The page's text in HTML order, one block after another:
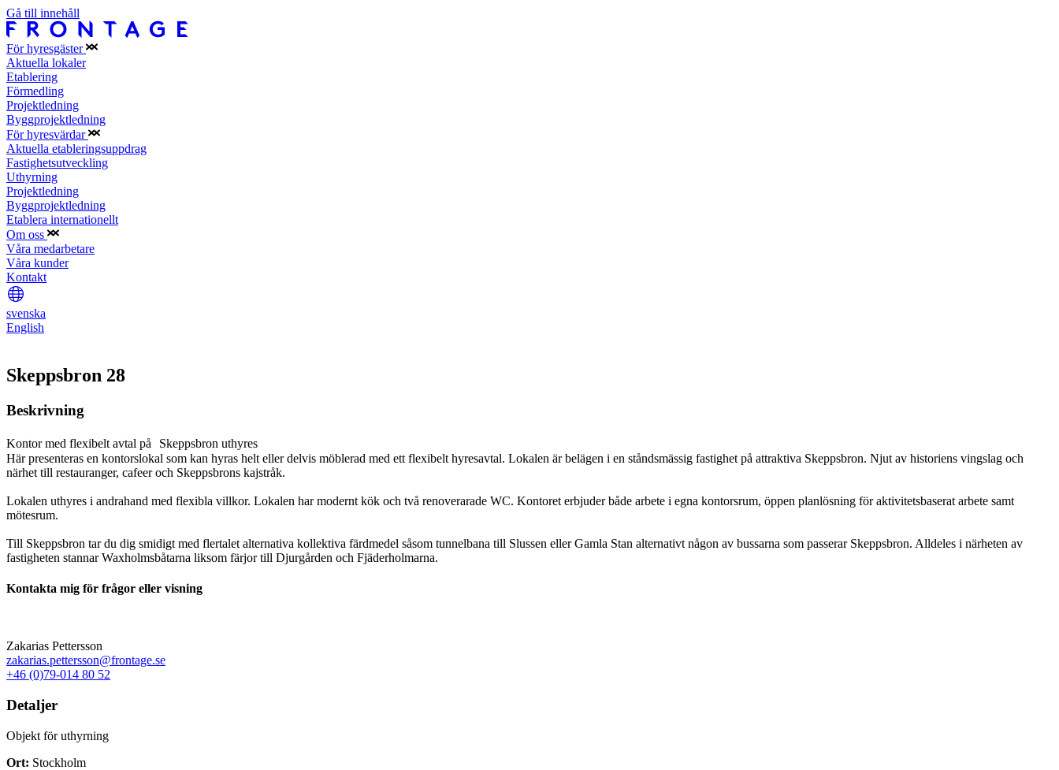
Gå till innehåll
För hyresgäster
Aktuella lokaler
Etablering
Förmedling
Projektledning
Byggprojektledning
För hyresvärdar
Aktuella etableringsuppdrag
Fastighetsutveckling
Uthyrning
Projektledning
Byggprojektledning
Etablera internationellt
Om oss
Våra medarbetare
Våra kunder
Kontakt
svenska
English
Skeppsbron 28
Beskrivning
Kontor med flexibelt avtal på Skeppsbron uthyres
Här presenteras en kontorslokal som kan hyras helt eller delvis möblerad med ett flexibelt hyresavtal. Lokalen är belägen i en ståndsmässig fastighet på attraktiva Skeppsbron. Njut av historiens vingslag och
närhet till restauranger, cafeer och Skeppsbrons kajstråk.
Lokalen uthyres i andrahand med flexibla villkor. Lokalen har modernt kök och två renoverarade WC. Kontoret erbjuder både arbete i egna kontorsrum, öppen planlösning för aktivitetsbaserat arbete samt
mötesrum.
Till Skeppsbron tar du dig smidigt med flertalet alternativa kollektiva färdmedel såsom tunnelbana till Slussen eller Gamla Stan alternativt någon av bussarna som passerar Skeppsbron. Alldeles i närheten av
fastigheten stannar Waxholmsbåtarna liksom färjor till Djurgården och Fjäderholmarna.
Kontakta mig för frågor eller visning
Zakarias Pettersson
zakarias.pettersson@frontage.se
+46 (0)79-014 80 52
Detaljer
Objekt för uthyrning
Ort: Stockholm